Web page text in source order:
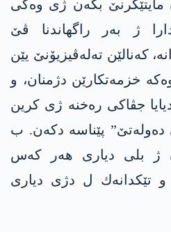
بکه‌ن ژی وه‌كی
ژ بەر راگھاندنا ڤێ
که‌نالێن تەلەڤیزیۆنێ یێن
خزمەتکارێن دژمنان، و
جڤاکی رەخنە ژی کرین
دەولەتێ” پێناسە دکه‌ن. ب
ژ بلی دیاری ھەر کەس
و تێكدانه‌ك ل دژی دیاری